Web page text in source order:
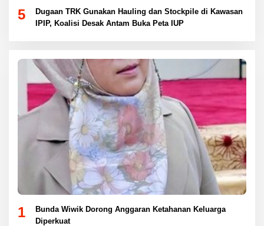
5
Dugaan TRK Gunakan Hauling dan Stockpile di Kawasan
IPIP, Koalisi Desak Antam Buka Peta IUP
1
Bunda Wiwik Dorong Anggaran Ketahanan Keluarga
Diperkuat